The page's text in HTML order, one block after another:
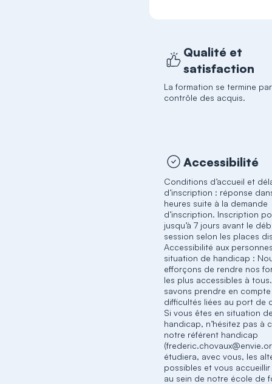
Qualité et
satisfaction
La formation se termine
contrôle des acquis.
Accessibilité
Conditions d’accueil et
d’inscription : réponse
heures suite à la demande
d’inscription. Inscription
jusqu’à 7 jours avant le
session selon les places
Accessibilité aux
situation de handicap :
efforçons de rendre nos
les plus accessibles à
savons prendre en
difficultés liées au port de
Si vous êtes en situation
handicap, n’hésitez pas à
notre référent handicap
étudiera, avec vous, les
possibles et vous accueillir
au sein de notre école de